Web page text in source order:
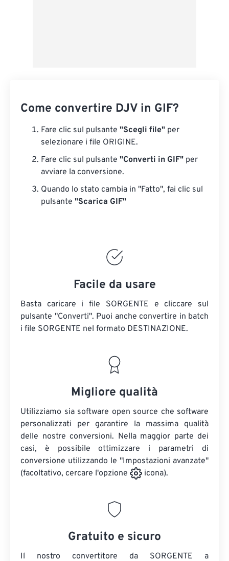
Come convertire DJV in GIF?
Fare clic sul pulsante "Scegli file" per
selezionare i file ORIGINE.
Fare clic sul pulsante "Converti in GIF" per
avviare la conversione.
Quando lo stato cambia in "Fatto", fai clic sul
pulsante "Scarica GIF"
Facile da usare
Basta caricare i file SORGENTE e cliccare sul
pulsante "Converti". Puoi anche convertire in batch
i file SORGENTE nel formato DESTINAZIONE.
Migliore qualità
Utilizziamo sia software open source che software
personalizzati per garantire la massima qualità
delle nostre conversioni. Nella maggior parte dei
casi, è possibile ottimizzare i parametri di
conversione utilizzando le "Impostazioni avanzate"
(facoltativo, cercare l'opzione
icona).
Gratuito e sicuro
Il nostro convertitore da SORGENTE a